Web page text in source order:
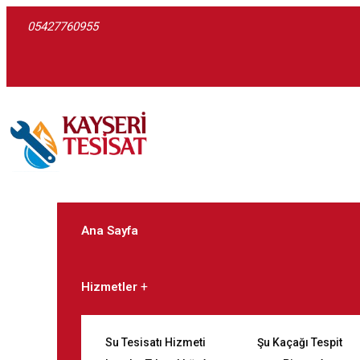
05427760955
Ana Sayfa
Hizmetler
Su Tesisatı Hizmeti Şu Kaçağı Tespit